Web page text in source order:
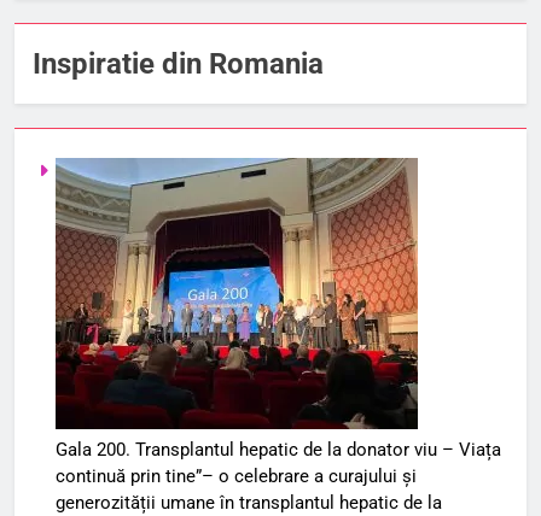
Inspiratie din Romania
Gala 200. Transplantul hepatic de la donator viu – Viața
continuă prin tine”– o celebrare a curajului și
generozității umane în transplantul hepatic de la